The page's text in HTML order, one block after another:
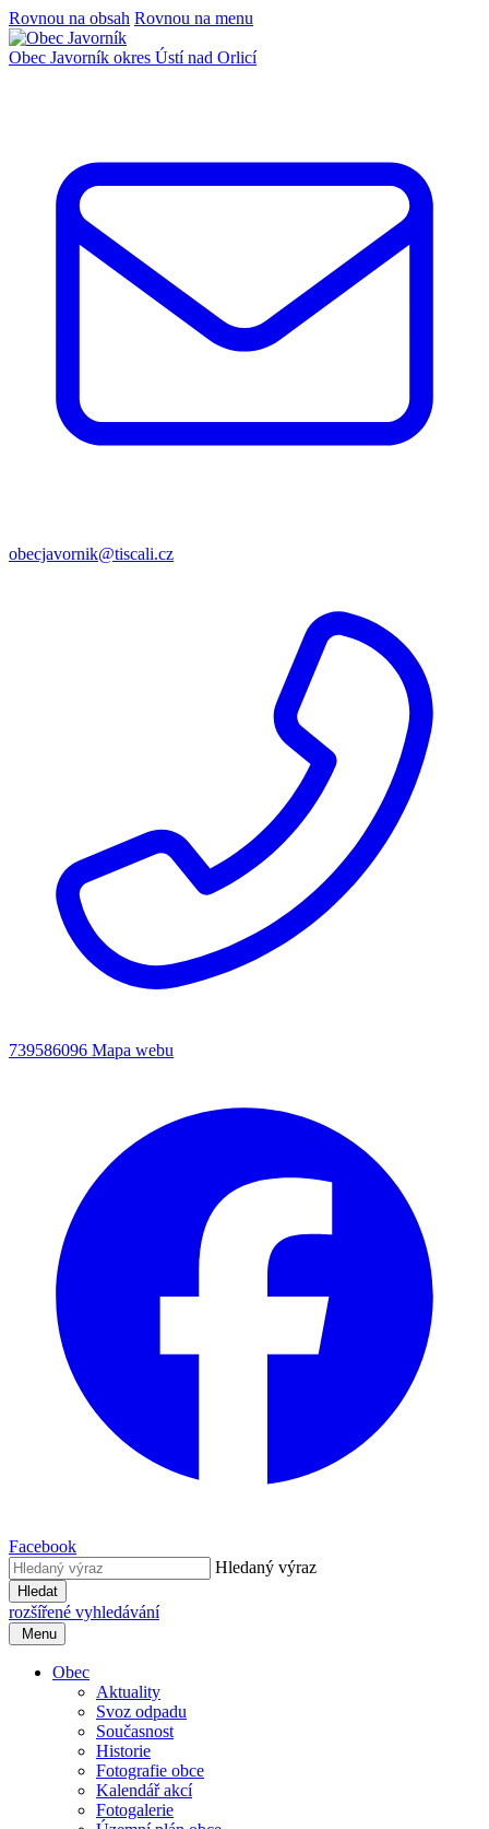
Rovnou na obsah Rovnou na menu
Obec Javorník okres Ústí nad Orlicí
obecjavornik@tiscali.cz
739586096 Mapa webu
Facebook
Hledaný výraz
Hledat
rozšířené vyhledávání
Menu
Obec
Aktuality
Svoz odpadu
Současnost
Historie
Fotografie obce
Kalendář akcí
Fotogalerie